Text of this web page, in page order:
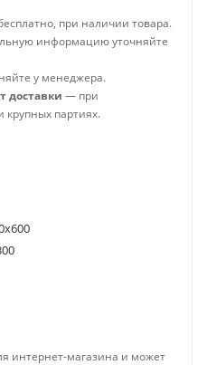
при наличии товара.
информацию уточняйте
у менеджера.
доставки — при
крупных партиях.
интернет-магазина и может